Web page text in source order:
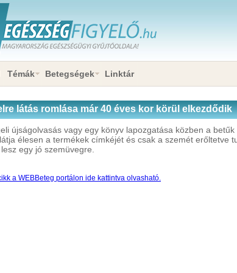
Témák Betegségek Linktár
látás romlása már 40 éves kor körül elkezdődik
újságolvasás vagy egy könyv lapozgatása közben a
élesen a termékek címkéjét és csak a szemét erőltetve
egy jó szemüvegre.
a WEBBeteg portálon ide kattintva olvasható.